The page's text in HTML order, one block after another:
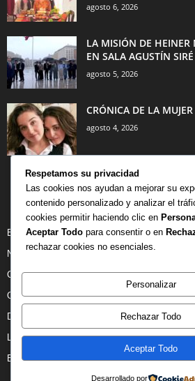
agosto 6, 2026
LA MISIÓN DE HEINER
EN SALA AGUSTÍN SIRÉ
agosto 5, 2026
CRÓNICA DE LA
agosto 4, 2026
CATEGORÍA POPULAR
BIBLIOTECA
NOTICIAS
CRITICAS
OPINION
DANZA
LIBROS
ENTREVISTAS
Respetamos su privacidad
Las cookies nos ayudan a mejorar su
contenido personalizado y analizar el
cookies permitir haciendo clic en
Aceptar Todo para consentir o en
rechazar cookies no esenciales.
Personalizar
Rechazar Todo
Aceptar Todo
Desarrollado por